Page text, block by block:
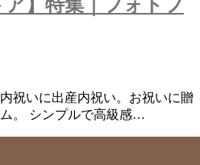
ア】特集｜フォトフ
祝いに出産内祝い。お祝いに贈
。 シンプルで高級感…